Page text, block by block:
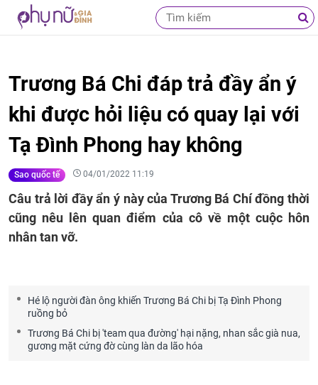
Trương Bá Chi đáp trả đầy ẩn ý
khi được hỏi liệu có quay lại với
Tạ Đình Phong hay không
Sao quốc tế 04/01/2022 11:19
Câu trả lời đầy ẩn ý này của Trương Bá Chí đồng thời
cũng nêu lên quan điểm của cô về một cuộc hôn
nhân tan vỡ.
Hé lộ người đàn ông khiến Trương Bá Chi bị Tạ Đình Phong
ruồng bỏ
Trương Bá Chi bị 'team qua đường' hại nặng, nhan sắc già nua,
gương mặt cứng đờ cùng làn da lão hóa